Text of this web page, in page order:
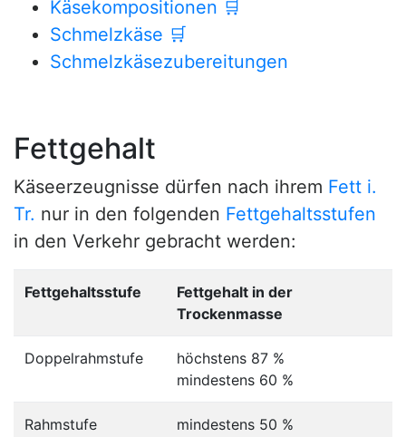
Käsekompositionen 🛒
Schmelzkäse 🛒
Schmelzkäsezubereitungen
Fettgehalt
Käseerzeugnisse dürfen nach ihrem Fett i.
Tr. nur in den folgenden Fettgehaltsstufen
in den Verkehr gebracht werden:
Fettgehaltsstufe
Fettgehalt in der
Trockenmasse
Doppelrahmstufe
höchstens 87 %
mindestens 60 %
Rahmstufe mindestens 50 %